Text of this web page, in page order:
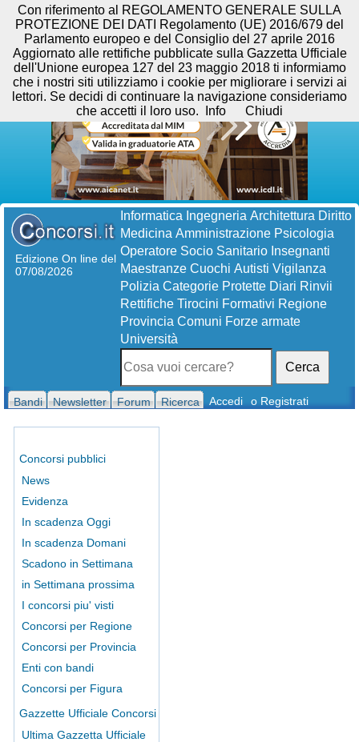
Edizione On line del
07/08/2026
Informatica Ingegneria Architettura Diritto
Medicina Amministrazione Psicologia
Operatore Socio Sanitario Insegnanti
Maestranze Cuochi Autisti Vigilanza
Polizia Categorie Protette Diari Rinvii
Rettifiche Tirocini Formativi Regione
Provincia Comuni Forze armate
Università
Cerca
Bandi Newsletter Forum Ricerca Accedi o Registrati
Concorsi pubblici
News
Evidenza
In scadenza Oggi
In scadenza Domani
Scadono in Settimana
in Settimana prossima
I concorsi piu' visti
Concorsi per Regione
Concorsi per Provincia
Enti con bandi
Concorsi per Figura
Gazzette Ufficiale Concorsi
Ultima Gazzetta Ufficiale
Con riferimento al REGOLAMENTO GENERALE SULLA
PROTEZIONE DEI DATI Regolamento (UE) 2016/679 del
Parlamento europeo e del Consiglio del 27 aprile 2016
Aggiornato alle rettifiche pubblicate sulla Gazzetta Ufficiale
dell'Unione europea 127 del 23 maggio 2018 ti informiamo
che i nostri siti utilizziamo i cookie per migliorare i servizi ai
lettori. Se decidi di continuare la navigazione consideriamo
che accetti il loro uso.
Info Chiudi